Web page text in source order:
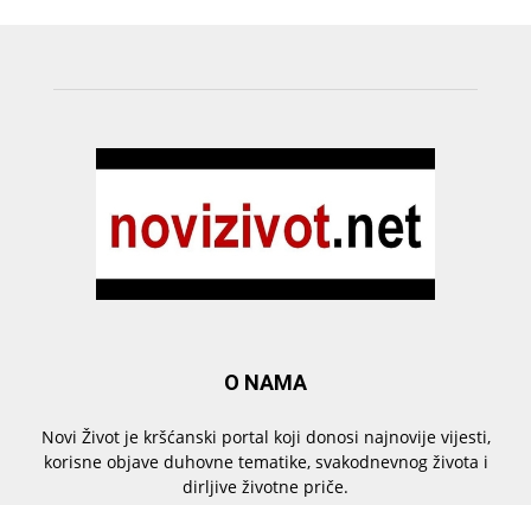
O NAMA
Novi Život je kršćanski portal koji donosi najnovije vijesti,
korisne objave duhovne tematike, svakodnevnog života i
dirljive životne priče.